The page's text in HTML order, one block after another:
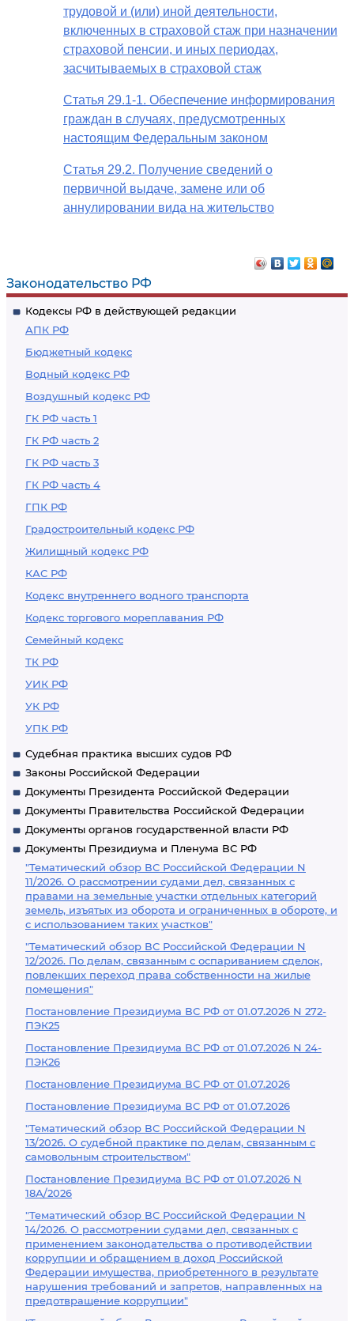
Законодательство РФ
Кодексы РФ в действующей редакции
АПК РФ
Бюджетный кодекс
Водный кодекс РФ
Воздушный кодекс РФ
ГК РФ часть 1
ГК РФ часть 2
ГК РФ часть 3
ГК РФ часть 4
ГПК РФ
Градостроительный кодекс РФ
Жилищный кодекс РФ
КАС РФ
Кодекс внутреннего водного транспорта
Кодекс торгового мореплавания РФ
Семейный кодекс
ТК РФ
УИК РФ
УК РФ
УПК РФ
Судебная практика высших судов РФ
Законы Российской Федерации
Документы Президента Российской Федерации
Документы Правительства Российской Федерации
Документы органов государственной власти РФ
Документы Президиума и Пленума ВС РФ
"Тематический обзор ВС Российской Федерации N
11/2026. О рассмотрении судами дел, связанных с
правами на земельные участки отдельных категорий
земель, изъятых из оборота и ограниченных в обороте, и
с использованием таких участков"
"Тематический обзор ВС Российской Федерации N
12/2026. По делам, связанным с оспариванием сделок,
повлекших переход права собственности на жилые
помещения"
Постановление Президиума ВС РФ от 01.07.2026 N 272-
ПЭК25
Постановление Президиума ВС РФ от 01.07.2026 N 24-
ПЭК26
Постановление Президиума ВС РФ от 01.07.2026
Постановление Президиума ВС РФ от 01.07.2026
"Тематический обзор ВС Российской Федерации N
13/2026. О судебной практике по делам, связанным с
самовольным строительством"
Постановление Президиума ВС РФ от 01.07.2026 N
18А/2026
"Тематический обзор ВС Российской Федерации N
14/2026. О рассмотрении судами дел, связанных с
применением законодательства о противодействии
коррупции и обращением в доход Российской
Федерации имущества, приобретенного в результате
нарушения требований и запретов, направленных на
предотвращение коррупции"
трудовой и (или) иной деятельности,
включенных в страховой стаж при назначении
страховой пенсии, и иных периодах,
засчитываемых в страховой стаж
Статья 29.1-1. Обеспечение информирования
граждан в случаях, предусмотренных
настоящим Федеральным законом
Статья 29.2. Получение сведений о
первичной выдаче, замене или об
аннулировании вида на жительство